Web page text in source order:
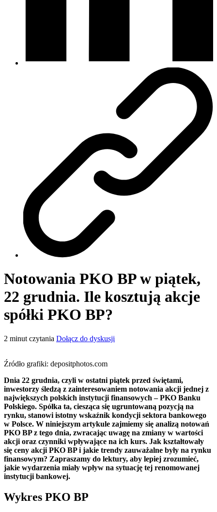
Notowania PKO BP w piątek,
22 grudnia. Ile kosztują akcje
spółki PKO BP?
2 minut czytania Dołącz do dyskusji
Źródło grafiki: depositphotos.com
Dnia 22 grudnia, czyli w ostatni piątek przed świętami,
inwestorzy śledzą z zainteresowaniem notowania akcji jednej z
największych polskich instytucji finansowych – PKO Banku
Polskiego. Spółka ta, ciesząca się ugruntowaną pozycją na
rynku, stanowi istotny wskaźnik kondycji sektora bankowego
w Polsce. W niniejszym artykule zajmiemy się analizą notowań
PKO BP z tego dnia, zwracając uwagę na zmiany w wartości
akcji oraz czynniki wpływające na ich kurs. Jak kształtowały
się ceny akcji PKO BP i jakie trendy zauważalne były na rynku
finansowym? Zapraszamy do lektury, aby lepiej zrozumieć,
jakie wydarzenia miały wpływ na sytuację tej renomowanej
instytucji bankowej.
Wykres PKO BP